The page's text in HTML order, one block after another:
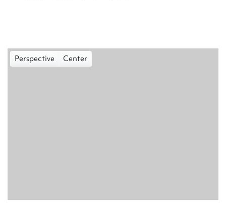
Perspective Center